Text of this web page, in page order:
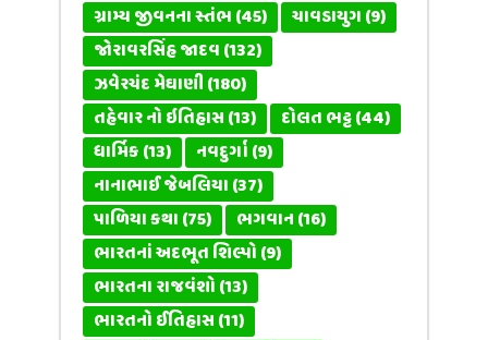
ગ્રામ્ય જીવનના સ્તંભ(45) ચાવડાયુગ(9)
જોરાવરસિંહ જાદવ(132)
ઝવેરચંદ મેઘાણી(180)
તહેવાર નો ઇતિહાસ(13) દોલત ભટ્ટ(44)
ધાર્મિક(13) નવદુર્ગા(9)
નાનાભાઈ જેબલિયા(37)
પાળિયા કથા(75) ભગવાન(16)
ભારતનાં અદભૂત શિલ્પો(9)
ભારતના રાજવંશો(13)
ભારતનો ઈતિહાસ(11)